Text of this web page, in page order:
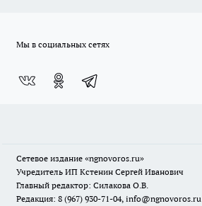
Мы в социальных сетях
Сетевое издание «ngnovoros.ru»
Учредитель ИП Кстенин Сергей Иванович
Главный редактор: Силакова О.В.
Редакция: 8 (967) 930-71-04, info@ngnovoros.ru